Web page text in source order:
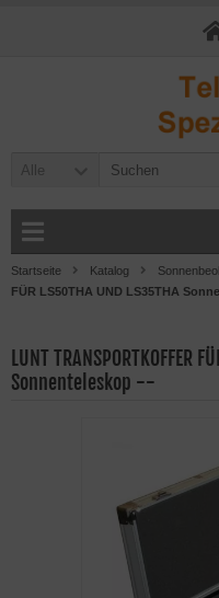
Alle
Startseite Katalog
FÜR LS50THA UND LS35THA
LUNT TRANSPORTKOFFER
Sonnenteleskop --